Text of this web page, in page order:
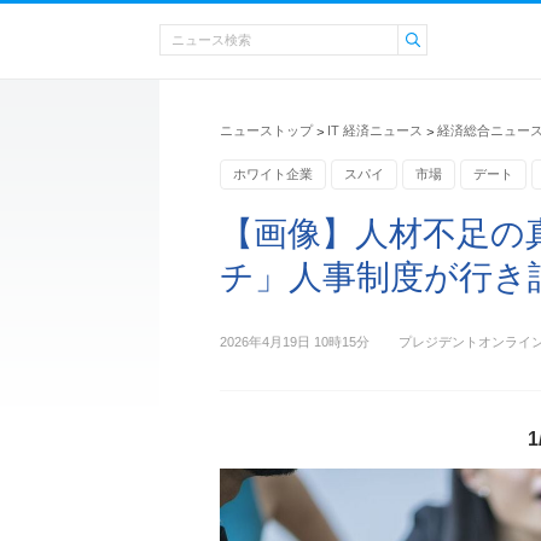
ニューストップ > IT 経済ニュース > 経済総合ニュー
ホワイト企業 スパイ 市場 デート
【画像】人材不足
チ」人事制度が行
2026年4月19日 10時15分 プレジデントオンライ